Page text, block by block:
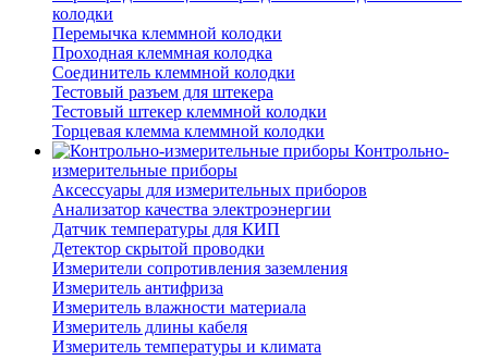
колодки
Перемычка клеммной колодки
Проходная клеммная колодка
Соединитель клеммной колодки
Тестовый разъем для штекера
Тестовый штекер клеммной колодки
Торцевая клемма клеммной колодки
Контрольно-
измерительные приборы
Аксессуары для измерительных приборов
Анализатор качества электроэнергии
Датчик температуры для КИП
Детектор скрытой проводки
Измерители сопротивления заземления
Измеритель антифриза
Измеритель влажности материала
Измеритель длины кабеля
Измеритель температуры и климата